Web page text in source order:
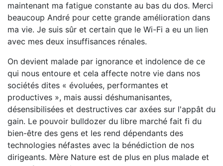
maintenant ma fatigue constante au bas du dos. Merci
beaucoup André pour cette grande amélioration dans
ma vie. Je suis sûr et certain que le Wi-Fi a eu un lien
avec mes deux insuffisances rénales.
On devient malade par ignorance et indolence de ce
qui nous entoure et cela affecte notre vie dans nos
sociétés dites « évoluées, performantes et
productives », mais aussi déshumanisantes,
désensibilisées et destructives car axées sur l'appât du
gain. Le pouvoir bulldozer du libre marché fait fi du
bien-être des gens et les rend dépendants des
technologies néfastes avec la bénédiction de nos
dirigeants. Mère Nature est de plus en plus malade et